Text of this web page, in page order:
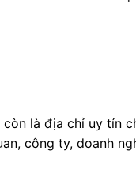
là địa chỉ uy tín
công ty, doanh